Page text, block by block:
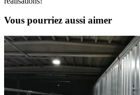
Vous pourriez aussi aimer